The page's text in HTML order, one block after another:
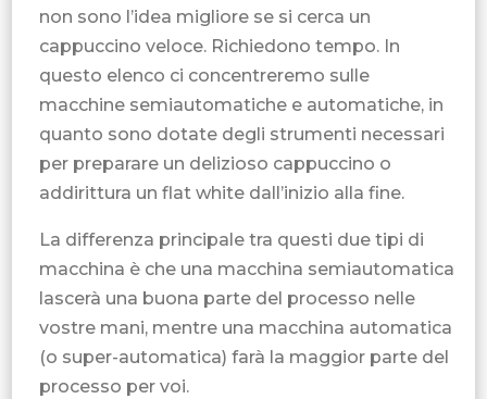
non sono l’idea migliore se si cerca un
cappuccino veloce. Richiedono tempo. In
questo elenco ci concentreremo sulle
macchine semiautomatiche e automatiche, in
quanto sono dotate degli strumenti necessari
per preparare un delizioso cappuccino o
addirittura un flat white dall’inizio alla fine.
La differenza principale tra questi due tipi di
macchina è che una macchina semiautomatica
lascerà una buona parte del processo nelle
vostre mani, mentre una macchina automatica
(o super-automatica) farà la maggior parte del
processo per voi.